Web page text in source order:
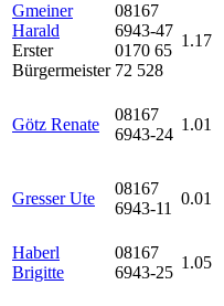
Gmeiner
Harald
Erster
Bürgermeister
08167
6943-47
0170 65
72 528
1.17
Götz Renate
08167
6943-24
1.01
Gresser Ute
08167
6943-11
0.01
Haberl
Brigitte
08167
6943-25
1.05